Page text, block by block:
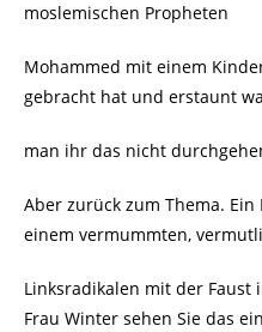
moslemischen Propheten
Mohammed mit einem
gebracht hat und erstaunt
man ihr das nicht
Aber zurück zum Thema. Ein
einem vermummten,
Linksradikalen mit der Faust
Frau Winter sehen Sie das